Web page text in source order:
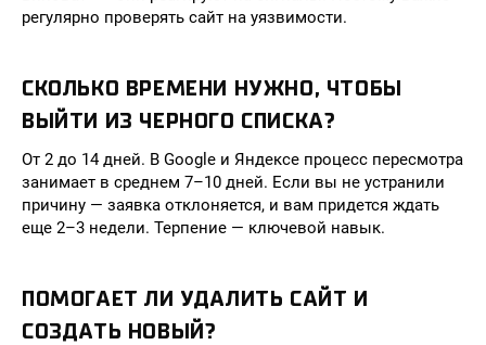
регулярно проверять сайт на уязвимости.
СКОЛЬКО ВРЕМЕНИ НУЖНО, ЧТОБЫ
ВЫЙТИ ИЗ ЧЕРНОГО СПИСКА?
От 2 до 14 дней. В Google и Яндексе процесс пересмотра
занимает в среднем 7–10 дней. Если вы не устранили
причину — заявка отклоняется, и вам придется ждать
еще 2–3 недели. Терпение — ключевой навык.
ПОМОГАЕТ ЛИ УДАЛИТЬ САЙТ И
СОЗДАТЬ НОВЫЙ?